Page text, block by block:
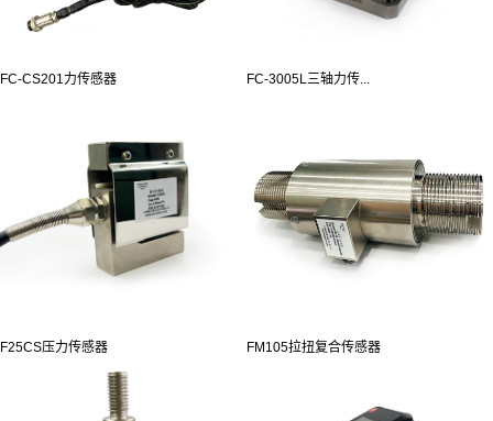
FC-CS201力传感器 FC-3005L三轴力传...
F25CS压力传感器 FM105拉扭复合传感器